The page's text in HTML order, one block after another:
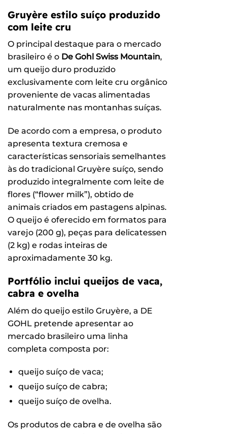
Gruyère estilo suíço produzido
com leite cru
O principal destaque para o mercado
brasileiro é o De Gohl Swiss Mountain,
um queijo duro produzido
exclusivamente com leite cru orgânico
proveniente de vacas alimentadas
naturalmente nas montanhas suíças.
De acordo com a empresa, o produto
apresenta textura cremosa e
características sensoriais semelhantes
às do tradicional Gruyère suíço, sendo
produzido integralmente com leite de
flores (“flower milk”), obtido de
animais criados em pastagens alpinas.
O queijo é oferecido em formatos para
varejo (200 g), peças para delicatessen
(2 kg) e rodas inteiras de
aproximadamente 30 kg.
Portfólio inclui queijos de vaca,
cabra e ovelha
Além do queijo estilo Gruyère, a DE
GOHL pretende apresentar ao
mercado brasileiro uma linha
completa composta por:
queijo suíço de vaca;
queijo suíço de cabra;
queijo suíço de ovelha.
Os produtos de cabra e de ovelha são